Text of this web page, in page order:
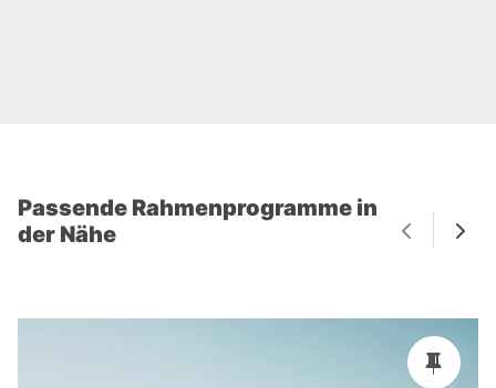
Passende Rahmenprogramme in
der Nähe